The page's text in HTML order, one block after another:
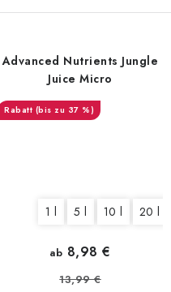
Advanced Nutrients Jungle
Juice Micro
(bis zu 37 %)
1 l 5 l 10 l 20 l
ab 8,98 €
13,99 €